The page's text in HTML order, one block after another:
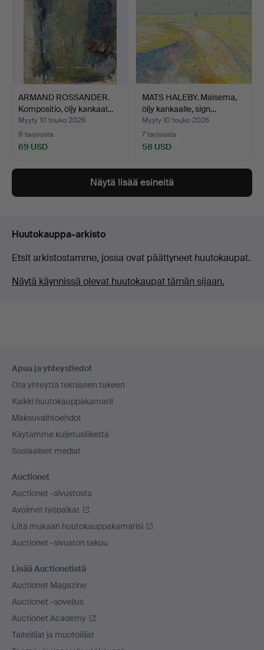
ARMAND ROSSANDER.
Kompositio, öljy kankaal…
Myyty 10 touko 2026
8 tarjousta
69 USD
MATS HALEBY. Maisema,
öljy kankaalle, sign…
Myyty 10 touko 2026
7 tarjousta
58 USD
Näytä lisää esineitä
Huutokauppa-arkisto
Etsit arkistostamme, jossa ovat päättyneet huutokaupat.
Näytä käynnissä olevat huutokaupat tämän sijaan.
Apua ja yhteystiedot
Ota yhteyttä tekniseen tukeen
Kaikki huutokauppakamarit
Maksuvaihtoehdot
Käytämme kuljetusliikettä
Sosiaaliset mediat
Auctionet
Auctionet -sivustosta
Avoimet työpaikat
Liitä mukaan huutokauppakamarisi
Auctionet -sivuston takuu
Lisää Auctionetistä
Auctionet Magazine
Auctionet -sovellus
Auctionet Academy
Taiteilijat ja muotoilijat